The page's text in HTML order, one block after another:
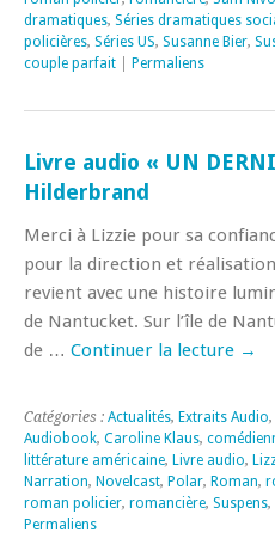
dramatiques, Séries dramatiques
policières, Séries US, Susanne Bier,
couple parfait
Permaliens
Livre audio « UN
Hilderbrand
Merci à Lizzie pour sa
pour la direction et réalisation
revient avec une histoire
de Nantucket. Sur l’île de
de … Continuer la lecture →
Catégories : Actualités, Extraits Audio,
Audiobook, Caroline Klaus,
littérature américaine, Livre audio,
Narration, Novelcast, Polar, Roman,
roman policier, romancière, Suspens,
Permaliens